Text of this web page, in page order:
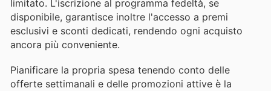
limitato. L'iscrizione al programma fedeltà, se
disponibile, garantisce inoltre l'accesso a premi
esclusivi e sconti dedicati, rendendo ogni acquisto
ancora più conveniente.
Pianificare la propria spesa tenendo conto delle
offerte settimanali e delle promozioni attive è la